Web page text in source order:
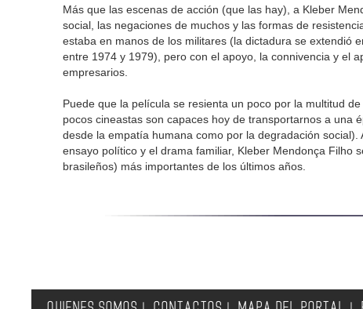
Más que las escenas de acción (que las hay), a Kleber
social, las negaciones de muchos y las formas de
estaba en manos de los militares (la dictadura se extendió
entre 1974 y 1979), pero con el apoyo, la connivencia y el
empresarios.
Puede que la película se resienta un poco por la multitud
pocos cineastas son capaces hoy de transportarnos a una
desde la empatía humana como por la degradación
ensayo político y el drama familiar, Kleber Mendonça Filho
brasileños) más importantes de los últimos años.